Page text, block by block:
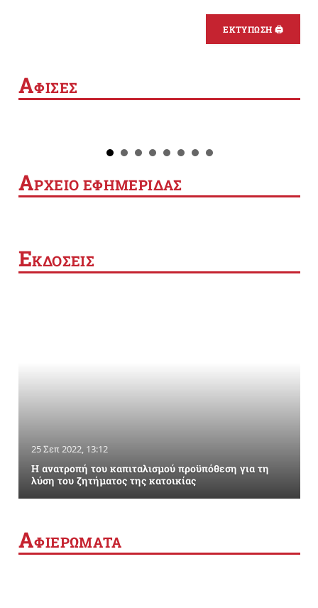
ΕΚΤΥΠΩΣΗ 🖨
ΑΦΙΣΕΣ
ΑΡΧΕΙΟ ΕΦΗΜΕΡΙΔΑΣ
ΕΚΔΟΣΕΙΣ
25 Σεπ 2022, 13:12
Η ανατροπή του καπιταλισμού προϋπόθεση για τη
λύση του ζητήματος της κατοικίας
ΑΦΙΕΡΩΜΑΤΑ